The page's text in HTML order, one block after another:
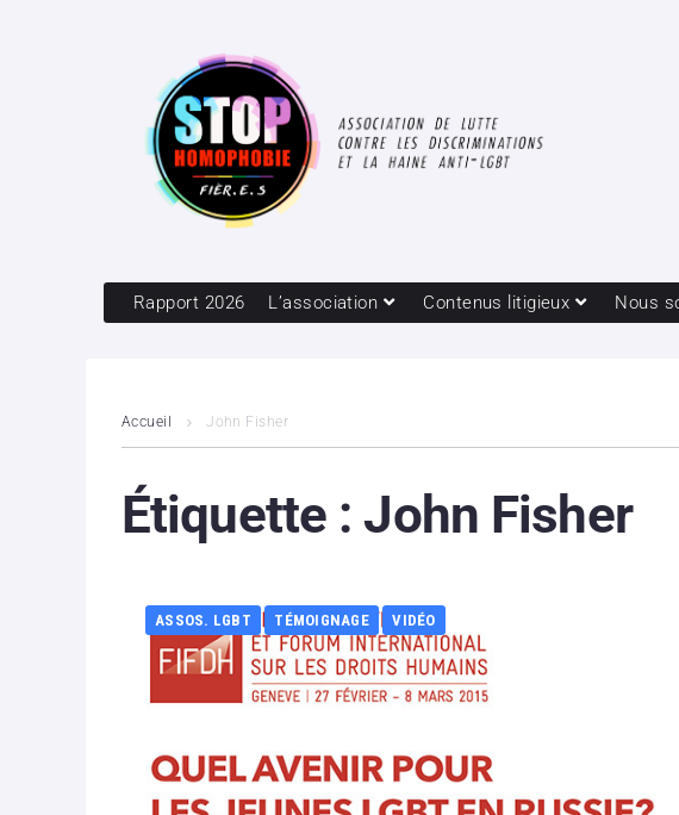
Rapport 2026 L’association Contenus litigieux Nous
Accueil John Fisher
Étiquette : John Fisher
ASSOS. LGBT TÉMOIGNAGE VIDÉO